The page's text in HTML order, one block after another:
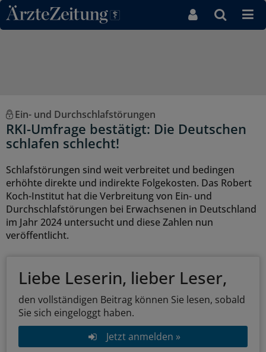
Direkt zum Inhaltsbereich
Ein- und Durchschlafstörungen
RKI-Umfrage bestätigt: Die Deutschen
schlafen schlecht!
Schlafstörungen sind weit verbreitet und bedingen
erhöhte direkte und indirekte Folgekosten. Das Robert
Koch-Institut hat die Verbreitung von Ein- und
Durchschlafstörungen bei Erwachsenen in Deutschland
im Jahr 2024 untersucht und diese Zahlen nun
veröffentlicht.
Liebe Leserin, lieber Leser,
den vollständigen Beitrag können Sie lesen, sobald
Sie sich eingeloggt haben.
Jetzt anmelden »